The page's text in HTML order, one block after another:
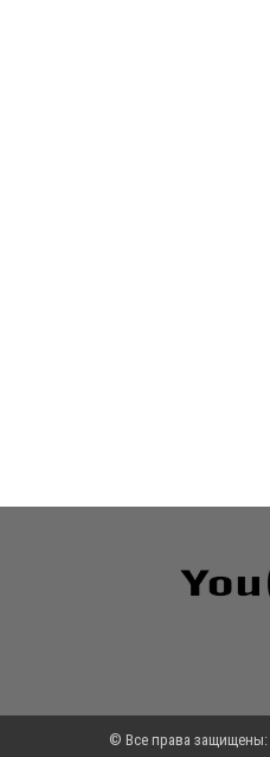
© Все права защищены: